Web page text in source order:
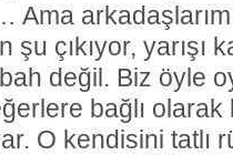
Ama
çıkıyor, yarışı
değil. Biz öyle
bağlı
O kendisini tatlı